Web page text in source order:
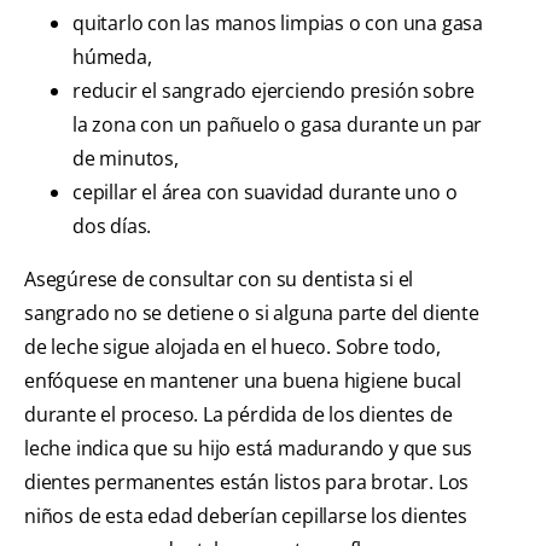
quitarlo con las manos limpias o con una gasa
húmeda,
reducir el sangrado ejerciendo presión sobre
la zona con un pañuelo o gasa durante un par
de minutos,
cepillar el área con suavidad durante uno o
dos días.
Asegúrese de consultar con su dentista si el
sangrado no se detiene o si alguna parte del diente
de leche sigue alojada en el hueco. Sobre todo,
enfóquese en mantener una buena higiene bucal
durante el proceso. La pérdida de los dientes de
leche indica que su hijo está madurando y que sus
dientes permanentes están listos para brotar. Los
niños de esta edad deberían cepillarse los dientes